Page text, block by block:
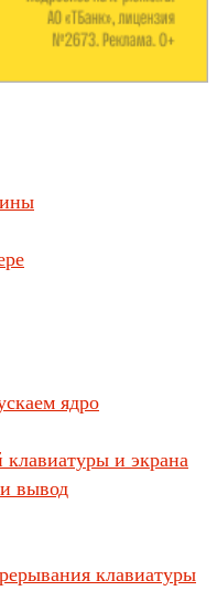
ядро
и экрана
вывод
клавиатуры